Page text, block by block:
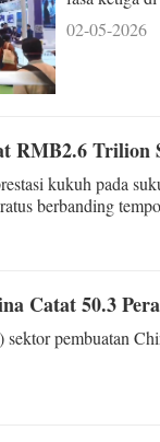
02-05-2026
RMB2.6 Trilion
kukuh pada
berbanding
Catat 50.3
pembuatan